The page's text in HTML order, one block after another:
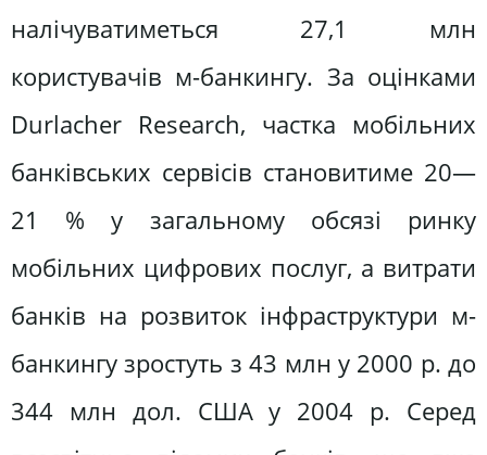
налічуватиметься 27,1 млн
користувачів м-банкингу. За оцінками
Durlacher Research, частка мобільних
банківських сервісів становитиме 20—
21 % у загальному обсязі ринку
мобільних цифрових послуг, а витрати
банків на розвиток інфраструктури м-
банкингу зростуть з 43 млн у 2000 р. до
344 млн дол. США у 2004 p. Серед